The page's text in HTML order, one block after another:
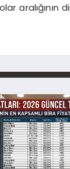
aralığının